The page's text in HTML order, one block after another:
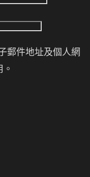
郵件地址及個人網